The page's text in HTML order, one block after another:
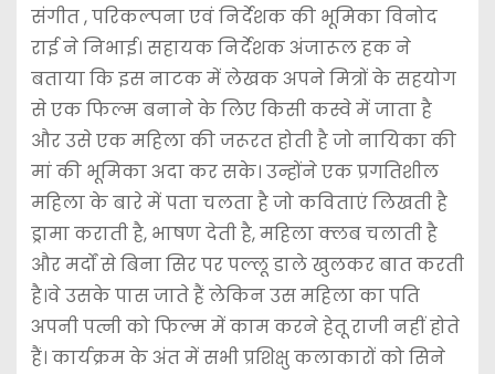
संगीत , परिकल्पना एवं निर्देशक की भूमिका विनोद
राई ने निभाई। सहायक निर्देशक अंजारूल हक ने
बताया कि इस नाटक में लेखक अपने मित्रों के सहयोग
से एक फिल्म बनाने के लिए किसी कस्वे में जाता है
और उसे एक महिला की जरूरत होती है जो नायिका की
मां की भूमिका अदा कर सके। उन्होंने एक प्रगतिशील
महिला के बारे में पता चलता है जो कविताएं लिखती है
ड्रामा कराती है, भाषण देती है, महिला क्लब चलाती है
और मर्दों से बिना सिर पर पल्लू डाले खुलकर बात करती
है।वे उसके पास जाते हैं लेकिन उस महिला का पति
अपनी पत्नी को फिल्म में काम करने हेतू राजी नहीं होते
हैं। कार्यक्रम के अंत में सभी प्रशिक्षु कलाकारों को सिने